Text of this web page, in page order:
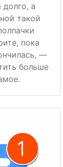
долго, а
такой
пока
—
больше